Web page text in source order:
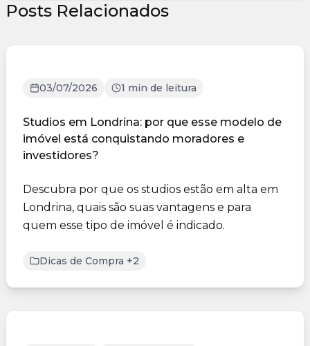
Posts Relacionados
03/07/2026 1 min de leitura
Studios em Londrina: por que esse modelo de
imóvel está conquistando moradores e
investidores?
Descubra por que os studios estão em alta em
Londrina, quais são suas vantagens e para
quem esse tipo de imóvel é indicado.
Dicas de Compra +2